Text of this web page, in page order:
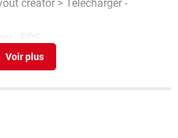
creator > Télécharger -
- PDF
- Intelligence artificielle